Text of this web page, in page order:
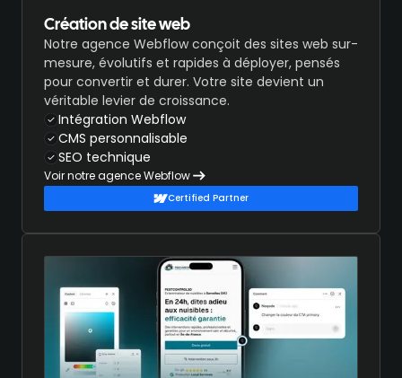
Création de site web
Notre agence Webflow conçoit des sites web sur-
mesure, évolutifs et rapides à déployer, pensés
pour convertir et durer. Votre site devient un
véritable levier de croissance.
Intégration Webflow
CMS personnalisable
SEO technique
Voir notre agence Webflow
Certified Partner